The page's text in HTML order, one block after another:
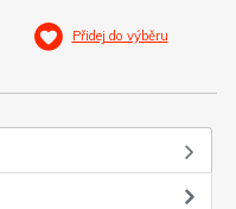
Přidej do výběru